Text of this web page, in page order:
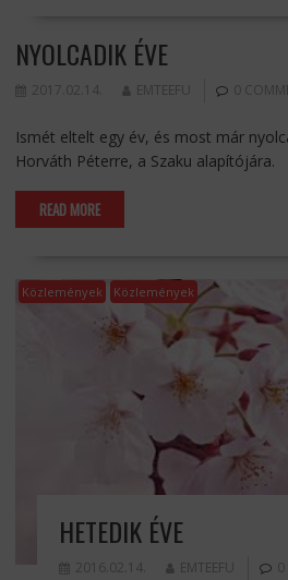
NYOLCADIK ÉVE
2017.02.14. EMTEEFU 0
Ismét eltelt egy év, és most már
Horváth Péterre, a Szaku alapítójára.
READ MORE
Közlemények Közlemények
HETEDIK ÉVE
2016.02.14. EMTEEFU 0